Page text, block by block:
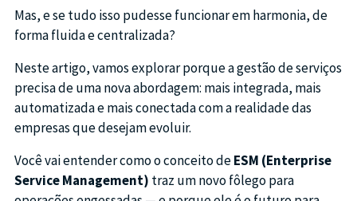
Mas, e se tudo isso pudesse funcionar em harmonia, de
forma fluida e centralizada?
Neste artigo, vamos explorar porque a gestão de serviços
precisa de uma nova abordagem: mais integrada, mais
automatizada e mais conectada com a realidade das
empresas que desejam evoluir.
Você vai entender como o conceito deESM (Enterprise
Service Management) traz um novo fôlego para